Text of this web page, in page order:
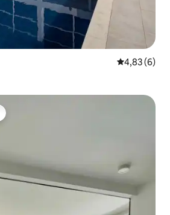
Gemiddelde
4,83 (6)